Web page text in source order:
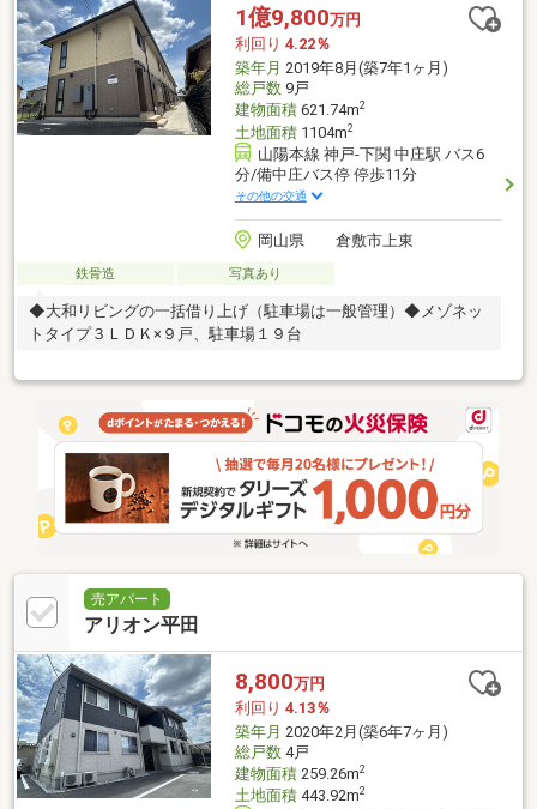
1億9,800万円
利回り 4.22％
築年月 2019年8月(築7年1ヶ月)
総戸数9戸
建物面積621.74m2
土地面積1104m2
山陽本線 神戸-下関 中庄駅 バス6
分/備中庄バス停 停歩11分
その他の交通
岡山県 倉敷市上東
鉄骨造 写真あり
◆大和リビングの一括借り上げ（駐車場は一般管理）◆メゾネッ
トタイプ３ＬＤＫ×９戸、駐車場１９台
売アパート
アリオン平田
8,800万円
利回り 4.13％
築年月 2020年2月(築6年7ヶ月)
総戸数4戸
建物面積259.26m2
土地面積443.92m2